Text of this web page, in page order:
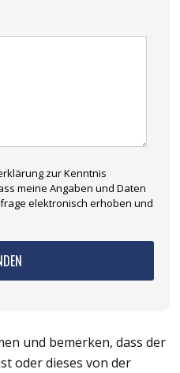
zur Kenntnis
meine Angaben und Daten
elektronisch erhoben und
und bemerken, dass der
oder dieses von der